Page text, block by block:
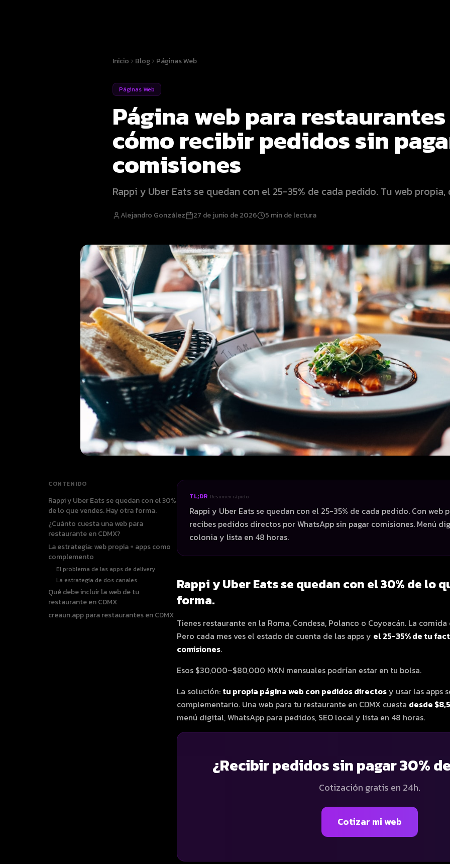
Inicio Blog Páginas Web
Páginas Web
Página web para restaurantes
cómo recibir pedidos sin
comisiones
Rappi y Uber Eats se quedan con el 25-35% de cada pedido. Tu web
Alejandro González 27 de junio de 2026 5 min de lectura
CONTENIDO
Rappi y Uber Eats se quedan con el 30%
de lo que vendes. Hay otra forma.
¿Cuánto cuesta una web para
restaurante en CDMX?
La estrategia: web propia + apps como
complemento
El problema de las apps de delivery
La estrategia de dos canales
Qué debe incluir la web de tu
restaurante en CDMX
creaun.app para restaurantes en CDMX
TL;DR· Resumen rápido
Rappi y Uber Eats se quedan con el 25-35% de cada pedido. Con web
recibes pedidos directos por WhatsApp sin pagar comisiones. Menú
colonia y lista en 48 horas.
Rappi y Uber Eats se quedan con el 30% de lo
forma.
Tienes restaurante en la Roma, Condesa, Polanco o Coyoacán. La
Pero cada mes ves el estado de cuenta de las apps y el 25-35% de tu
comisiones.
Esos $30,000–$80,000 MXN mensuales podrían estar en tu bolsa.
La solución: tu propia página web con pedidos directosy usar las apps
complementario. Una web para tu restaurante en CDMX cuesta desde
menú digital, WhatsApp para pedidos, SEO local y lista en 48 horas.
¿Recibir pedidos sin pagar 30%
Cotización gratis en 24h.
Cotizar mi web